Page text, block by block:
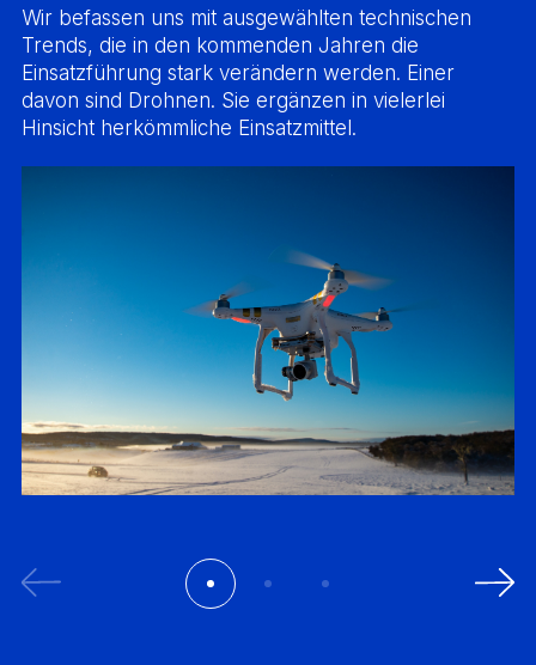
Wir befassen uns mit ausgewählten technischen
Trends, die in den kommenden Jahren die
Einsatzführung stark verändern werden. Einer
davon sind Drohnen. Sie ergänzen in vielerlei
Hinsicht herkömmliche Einsatzmittel.